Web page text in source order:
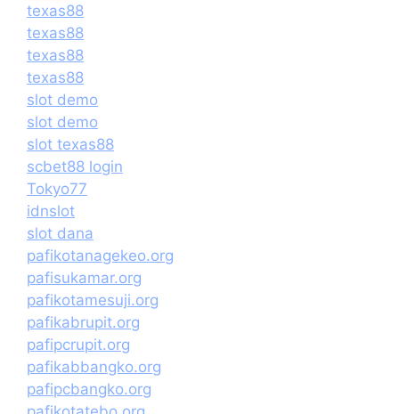
texas88
texas88
texas88
texas88
slot demo
slot demo
slot texas88
scbet88 login
Tokyo77
idnslot
slot dana
pafikotanagekeo.org
pafisukamar.org
pafikotamesuji.org
pafikabrupit.org
pafipcrupit.org
pafikabbangko.org
pafipcbangko.org